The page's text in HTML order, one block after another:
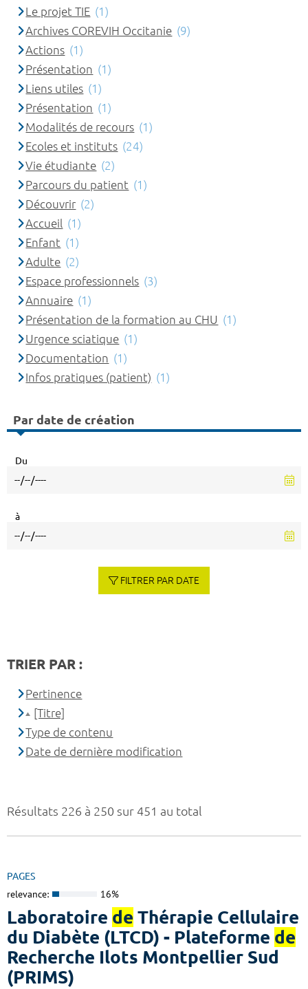
Résultats 226 à 250 sur 451 au total
PAGES
relevance: 16%
Laboratoire de Thérapie Cellulaire
du Diabète (LTCD) - Plateforme de
Recherche Ilots Montpellier Sud
(PRIMS)
Le projet TIE (1)
Archives COREVIH Occitanie (9)
Actions (1)
Présentation (1)
Liens utiles (1)
Présentation (1)
Modalités de recours (1)
Ecoles et instituts (24)
Vie étudiante (2)
Parcours du patient (1)
Découvrir (2)
Accueil (1)
Enfant (1)
Adulte (2)
Espace professionnels (3)
Annuaire (1)
Présentation de la formation au CHU (1)
Urgence sciatique (1)
Documentation (1)
Infos pratiques (patient) (1)
Par date de création
Du
à
FILTRER PAR DATE
TRIER PAR :
Pertinence
[Titre]
Type de contenu
Date de dernière modification